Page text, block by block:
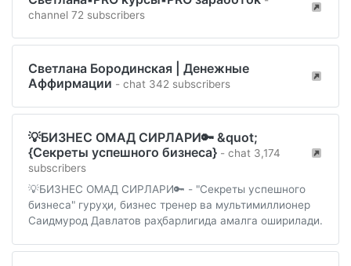
channel 72 subscribers
Светлана Бородинская | Денежные
Аффирмации - chat 342 subscribers
💡БИЗНЕС ОМАД СИРЛАРИ🔑 &quot;
{Секреты успешного бизнеса} - chat 3,174
subscribers
💡БИЗНЕС ОМАД СИРЛАРИ🔑 - "Секреты успешного
бизнеса" гуруҳи, бизнес тренер ва мультимиллионер
Саидмурод Давлатов раҳбарлигида амалга оширилади.